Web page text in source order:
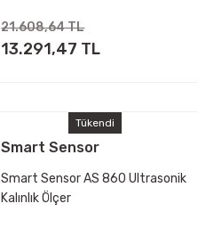
21.608,64 TL
13.291,47 TL
Tükendi
Smart Sensor
Smart Sensor AS 860 Ultrasonik
Kalınlık Ölçer